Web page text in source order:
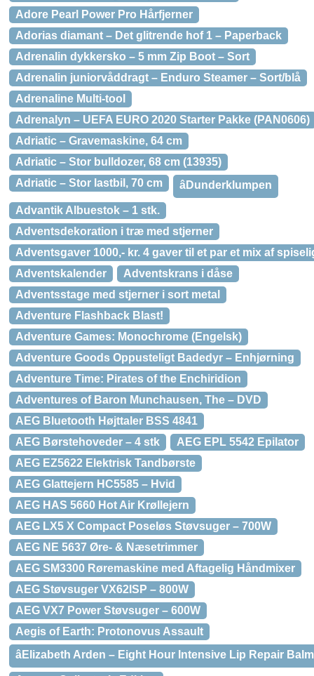
Adore Pearl Power Pro Hårfjerner
Adorias diamant – Det glitrende hof 1 – Paperback
Adrenalin dykkersko – 5 mm Zip Boot – Sort
Adrenalin juniorvåddragt – Enduro Steamer – Sort/blå
Adrenaline Multi-tool
Adrenalyn – UEFA EURO 2020 Starter Pakke (PAN0606)
Adriatic – Gravemaskine, 64 cm
Adriatic – Stor bulldozer, 68 cm (13935)
Adriatic – Stor lastbil, 70 cm
âDunderklumpen
Advantik Albuestok – 1 stk.
Adventsdekoration i træ med stjerner
Adventsgaver 1000,- kr. 4 gaver til et par et mix af
Adventskalender
Adventskrans i dåse
Adventsstage med stjerner i sort metal
Adventure Flashback Blast!
Adventure Games: Monochrome (Engelsk)
Adventure Goods Oppusteligt Badedyr – Enhjørning
Adventure Time: Pirates of the Enchiridion
Adventures of Baron Munchausen, The – DVD
AEG Bluetooth Højttaler BSS 4841
AEG Børstehoveder – 4 stk
AEG EPL 5542 Epilator
AEG EZ5622 Elektrisk Tandbørste
AEG Glattejern HC5585 – Hvid
AEG HAS 5660 Hot Air Krøllejern
AEG LX5 X Compact Poseløs Støvsuger – 700W
AEG NE 5637 Øre- & Næsetrimmer
AEG SM3300 Røremaskine med Aftagelig Håndmixer
AEG Støvsuger VX62ISP – 800W
AEG VX7 Power Støvsuger – 600W
Aegis of Earth: Protonovus Assault
âElizabeth Arden – Eight Hour Intensive Lip Repair Balm